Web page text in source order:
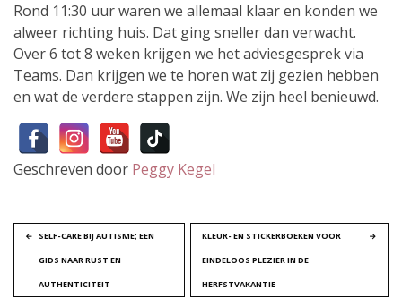
Rond 11:30 uur waren we allemaal klaar en konden we
alweer richting huis. Dat ging sneller dan verwacht.
Over 6 tot 8 weken krijgen we het adviesgesprek via
Teams. Dan krijgen we te horen wat zij gezien hebben
en wat de verdere stappen zijn. We zijn heel benieuwd.
Geschreven door Peggy Kegel
B
SELF-CARE BIJ AUTISME; EEN
GIDS NAAR RUST EN
AUTHENTICITEIT
KLEUR- EN STICKERBOEKEN VOOR
EINDELOOS PLEZIER IN DE
HERFSTVAKANTIE